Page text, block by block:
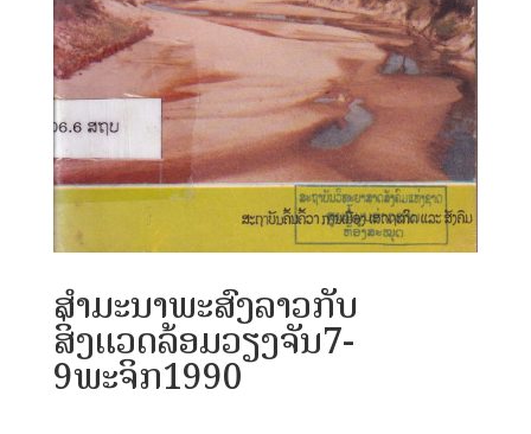
ສໍາມະນາພະສົງລາວກັບ
ສິ່ງແວດລ້ອມວຽງຈັນ7-
9ພະຈິກ1990